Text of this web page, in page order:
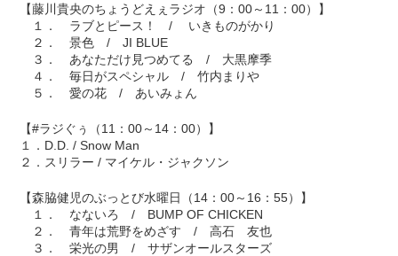
【藤川貴央のちょうどえぇラジオ（9：00～11：00）】
１． ラブとピース！ / いきものがかり
２． 景色 / JI BLUE
３． あなただけ見つめてる / 大黒摩季
４． 毎日がスペシャル / 竹内まりや
５． 愛の花 / あいみょん
【#ラジぐぅ（11：00～14：00）】
１．D.D. / Snow Man
２．スリラー / マイケル・ジャクソン
【森脇健児のぶっとび水曜日（14：00～16：55）】
１． なないろ / BUMP OF CHICKEN
２． 青年は荒野をめざす / 高石 友也
３． 栄光の男 / サザンオールスターズ